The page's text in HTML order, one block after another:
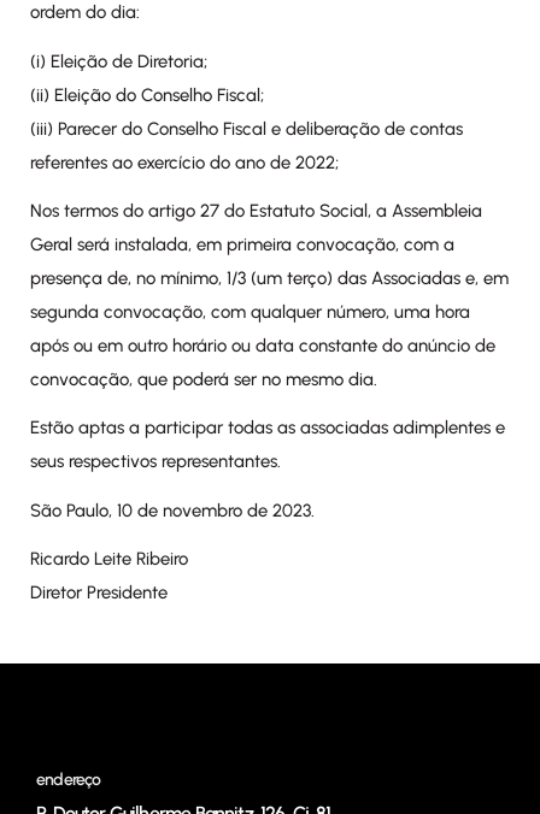
ordem do dia:
(i) Eleição de Diretoria;
(ii) Eleição do Conselho Fiscal;
(iii) Parecer do Conselho Fiscal e deliberação de contas
referentes ao exercício do ano de 2022;
Nos termos do artigo 27 do Estatuto Social, a Assembleia
Geral será instalada, em primeira convocação, com a
presença de, no mínimo, 1/3 (um terço) das Associadas e, em
segunda convocação, com qualquer número, uma hora
após ou em outro horário ou data constante do anúncio de
convocação, que poderá ser no mesmo dia.
Estão aptas a participar todas as associadas adimplentes e
seus respectivos representantes.
São Paulo, 10 de novembro de 2023.
Ricardo Leite Ribeiro
Diretor Presidente
endereço